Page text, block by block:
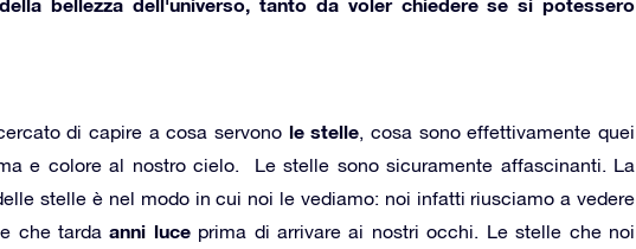
di capire a cosa servono le stelle, cosa sono effettivamente quei
e colore al nostro cielo. Le stelle sono sicuramente affascinanti. La
stelle è nel modo in cui noi le vediamo: noi infatti riusciamo a vedere
che tardaanni luceprima di arrivare ai nostri occhi. Le stelle che noi